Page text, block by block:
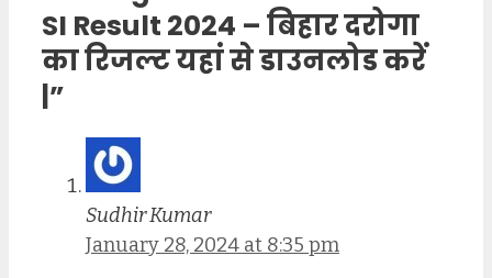
SI Result 2024 – बिहार दरोगा
का रिजल्ट यहां से डाउनलोड करें
|”
Sudhir Kumar
January 28, 2024 at 8:35 pm